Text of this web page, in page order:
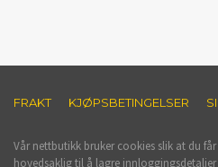
FRAKT KJØPSBETINGELSER
Vår nettbutikk bruker cookies slik at du
hovedsaklig til å lagre